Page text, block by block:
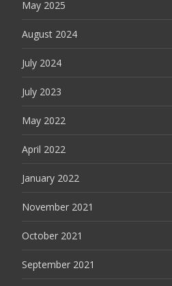
May 2025
August 2024
July 2024
July 2023
May 2022
April 2022
January 2022
November 2021
October 2021
September 2021